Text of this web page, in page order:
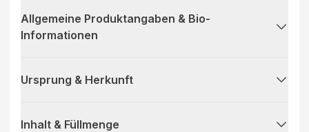
Allgemeine Produktangaben & Bio-
Informationen
Ursprung & Herkunft
Inhalt & Füllmenge